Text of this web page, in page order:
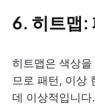
6. 히트맵:
히트맵은 색상을
므로 패턴, 이상
데 이상적입니